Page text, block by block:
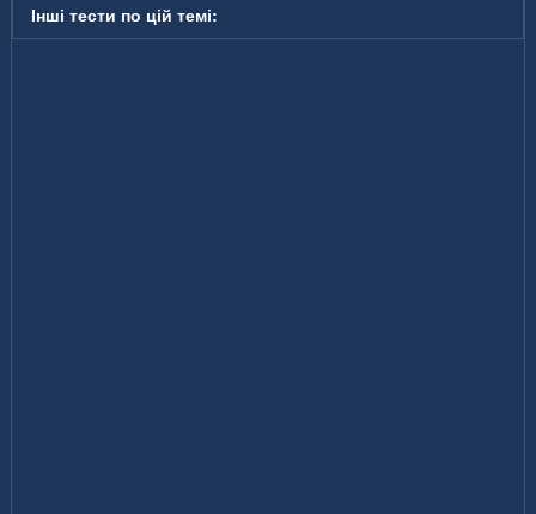
Інші тести по цій темі: